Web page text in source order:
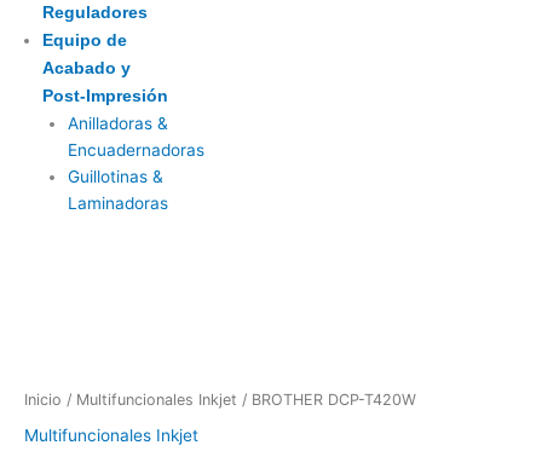
Reguladores
Equipo de
Acabado y
Post-Impresión
Anilladoras &
Encuadernadoras
Guillotinas &
Laminadoras
Inicio / Multifuncionales Inkjet / BROTHER DCP-T420W
Multifuncionales Inkjet